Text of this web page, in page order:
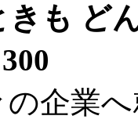
きも ど
企業